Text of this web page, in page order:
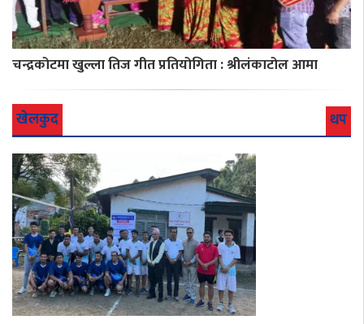
चन्द्रकोटमा खुल्ला तिज गीत प्रतियोगिता : श्रीलंकाटोल आमा
खेलकुद थप